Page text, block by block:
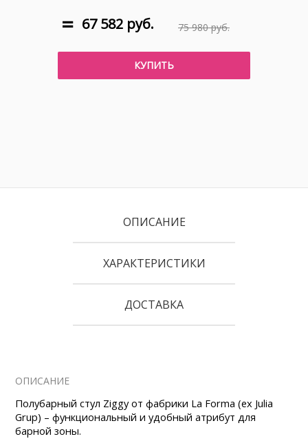
75 980 руб.
67 582 руб.
КУПИТЬ
ОПИСАНИЕ
ХАРАКТЕРИСТИКИ
ДОСТАВКА
ОПИСАНИЕ
Полубарный стул Ziggy от фабрики La Forma (ex Julia
Grup) – функциональный и удобный атрибут для
барной зоны.